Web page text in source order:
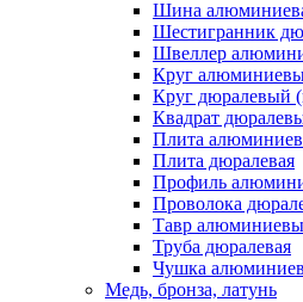
Шина
Шестигранник
Швеллер
Круг
Круг дюралевый
Квадрат
Плита
Плита дюралевая
Профиль
Проволока
Тавр
Труба дюралевая
Чушка
Медь, бронза, латунь